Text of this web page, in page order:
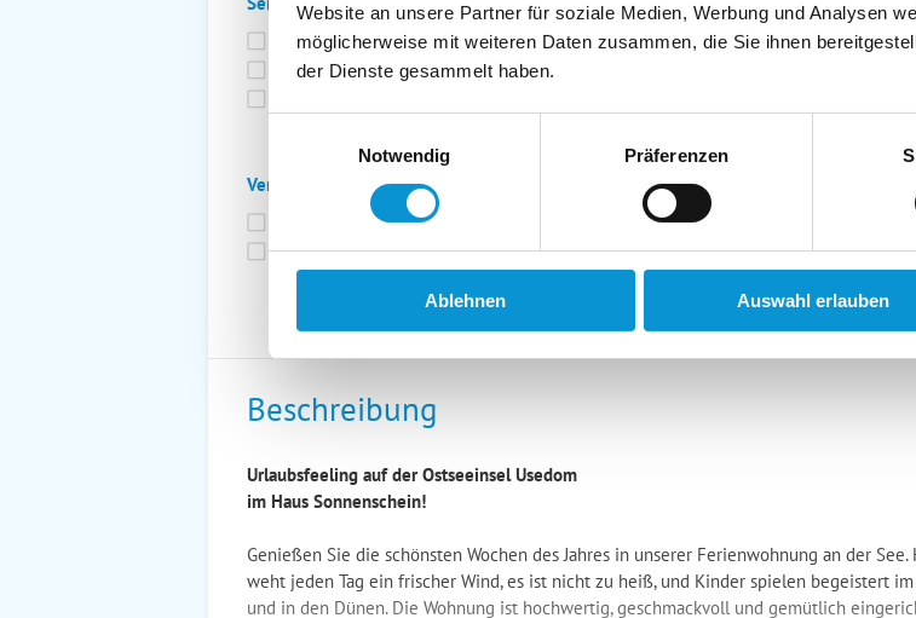
Website an unsere Partner für soziale Medien, Werbung und Analysen
möglicherweise mit weiteren Daten zusammen, die Sie ihnen
der Dienste gesammelt haben.
Notwendig
Präferenzen
Ablehnen Auswahl erlauben
Bettwäsche inkl.
Geschirrtücher inkl.
Handtücher inkl.
Fahrräder
Strandkorb am Strand
Verpflegung:
Brötchenservice
Frühstück möglich
Halbpension
Vollpension möglich
Beschreibung
Urlaubsfeeling auf der Ostseeinsel Usedom
im Haus Sonnenschein!
Genießen Sie die schönsten Wochen des Jahres in unserer Ferienwohnung an der See.
weht jeden Tag ein frischer Wind, es ist nicht zu heiß, und Kinder spielen begeistert im
und in den Dünen. Die Wohnung ist hochwertig, geschmackvoll und gemütlich